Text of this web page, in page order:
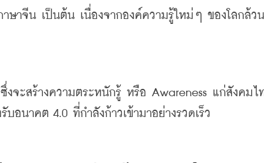
าษาจีน เป็นต้น เนื่องจากองค์ความรู้ใหม่ ๆ ของโลกล้ว
ซึ่งจะสร้างความตระหนักรู้ หรือ Awareness แก่สังคมไ
รับอนาคต 4.0 ที่กำลังก้าวเข้ามาอย่างรวดเร็ว